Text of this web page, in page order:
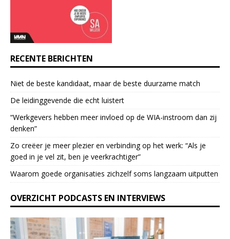
.
l
e
a
s
e
l
a
v
t
h
i
s
RECENTE BERICHTEN
Niet de beste kandidaat, maar de beste duurzame match
De leidinggevende die echt luistert
“Werkgevers hebben meer invloed op de WIA-instroom dan zij
denken”
Zo creëer je meer plezier en verbinding op het werk: “Als je
goed in je vel zit, ben je veerkrach­tiger”
Waarom goede organisaties zichzelf soms langzaam uitputten
OVERZICHT PODCASTS EN INTERVIEWS